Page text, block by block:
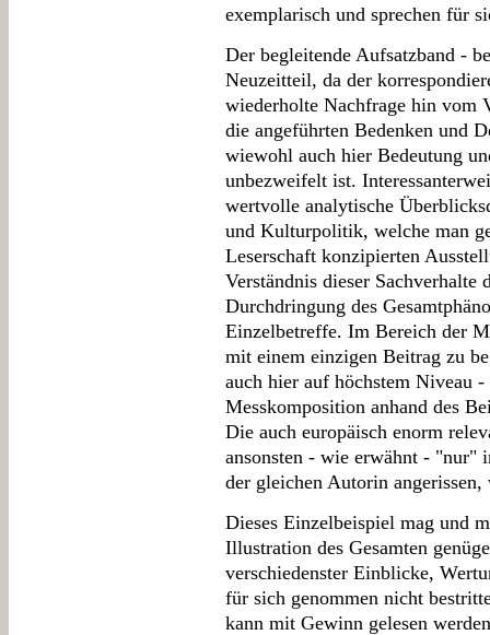
exemplarisch und sprechen für
Der begleitende Aufsatzband -
Neuzeitteil, da der
wiederholte Nachfrage hin vom
die angeführten Bedenken und
wiewohl auch hier Bedeutung
unbezweifelt ist.
wertvolle analytische
und Kulturpolitik, welche man
Leserschaft konzipierten
Verständnis dieser Sachverhalte
Durchdringung des
Einzelbetreffe. Im Bereich der
mit einem einzigen Beitrag zu
auch hier auf höchstem Niveau
Messkomposition anhand des
Die auch europäisch enorm
ansonsten - wie erwähnt - "nur"
der gleichen Autorin
Dieses Einzelbeispiel mag und
Illustration des Gesamten
verschiedenster Einblicke,
für sich genommen nicht
kann mit Gewinn gelesen